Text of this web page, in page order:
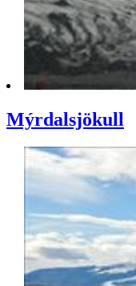
Mýrdalsjökull